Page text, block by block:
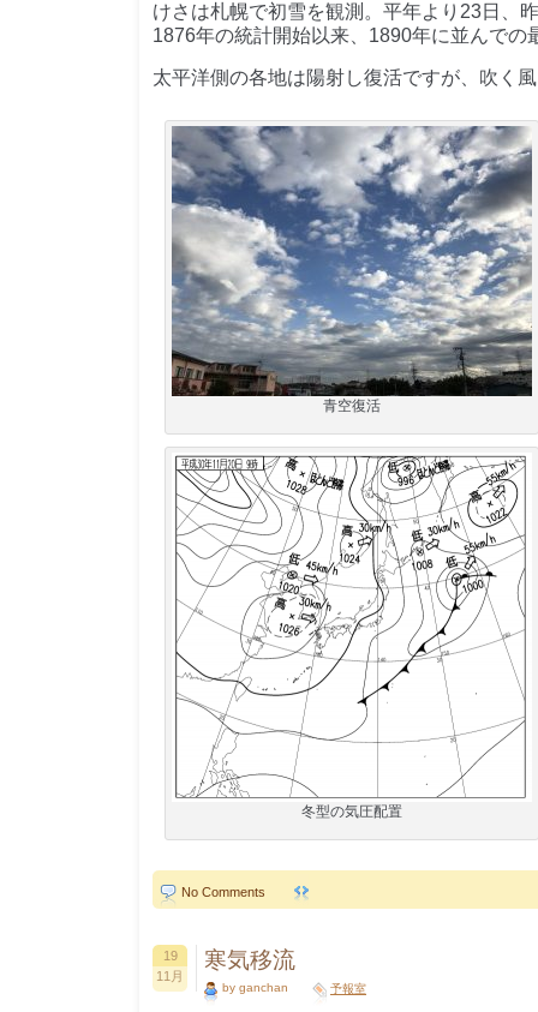
けさは札幌で初雪を観測。平年より23日、
1876年の統計開始以来、1890年に並んでの
太平洋側の各地は陽射し復活ですが、吹く
青空復活
冬型の気圧配置
No Comments
19
11月
寒気移流
by ganchan 予報室